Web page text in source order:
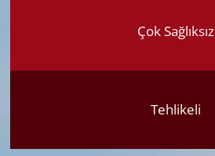
Çok Sağlıksız
Tehlikeli